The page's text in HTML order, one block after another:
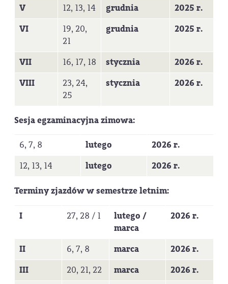
V 12, 13, 14 grudnia
2025 r.
VI
19, 20,
21
grudnia 2025 r.
VII 16, 17, 18 stycznia
2026 r.
VIII
23, 24,
25
stycznia 2026 r.
Sesja egzaminacyjna zimowa:
6, 7, 8 lutego
2026 r.
12, 13, 14
lutego 2026 r.
Terminy zjazdów w semestrze letnim:
I 27, 28 / 1
lutego /
marca
2026 r.
II 6, 7, 8 marca
2026 r.
III
20, 21, 22 marca
2026 r.